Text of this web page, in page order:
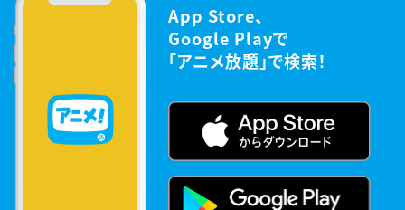
App Store、
Google Playで
「アニメ放題」で検索！